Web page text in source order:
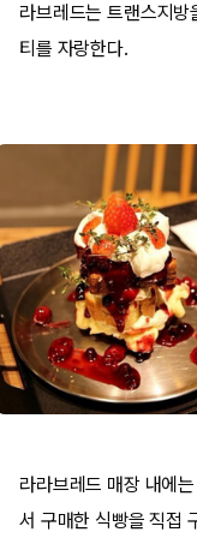
라브레드는 트랜스지방
티를 자랑한다.
라라브레드 매장 내에
서 구매한 식빵을 직접